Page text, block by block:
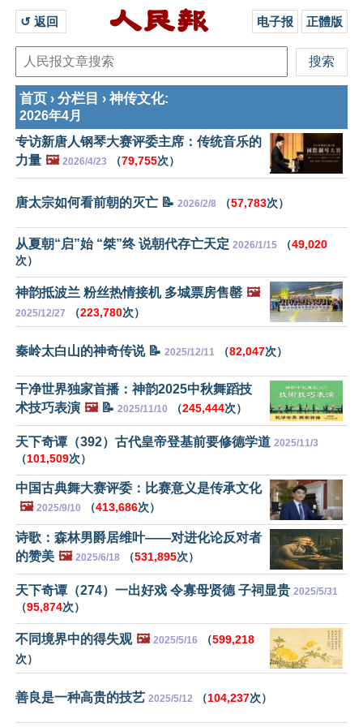
↺ 返回 电子报 正體版
首页 › 分栏目 › 神传文化:
2026年4月
专访新唐人钢琴大赛评委主席：传统音乐的
力量 🖼️ 2026/4/23 （79,755次）
唐太宗如何看前朝的灭亡 📝 2026/2/8 （57,783次）
从夏朝“启”始 “桀”终 说朝代存亡天定 2026/1/15 （49,020
次）
神韵抵波兰 粉丝热情接机 多城票房售罄 🖼️
2025/12/27 （223,780次）
秦岭太白山的神奇传说 📝 2025/12/11 （82,047次）
干净世界独家首播：神韵2025中秋舞蹈技
术技巧表演 🖼️📝 2025/11/10 （245,444次）
天下奇谭（392）古代皇帝登基前要修德学道 2025/11/3
（101,509次）
中国古典舞大赛评委：比赛意义是传承文化
🖼️ 2025/9/10 （413,686次）
诗歌：森林男爵居维叶——对进化论反对者
的赞美 🖼️ 2025/6/18 （531,895次）
天下奇谭（274）一出好戏 令寡母贤德 子祠显贵 2025/5/31
（95,874次）
不同境界中的得失观 🖼️ 2025/5/16 （599,218
次）
善良是一种高贵的技艺 2025/5/12 （104,237次）